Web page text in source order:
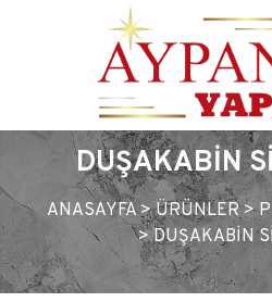
DUŞAKABİN
ANASAYFA > ÜRÜNLER>
>DUŞAKABİN